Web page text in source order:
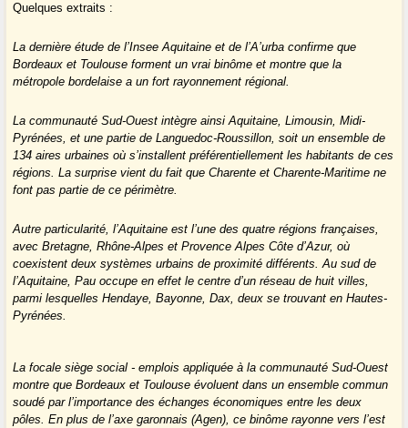
Quelques extraits :
La dernière étude de l’Insee Aquitaine et de l’A’urba confirme que
Bordeaux et Toulouse forment un vrai binôme et montre que la
métropole bordelaise a un fort rayonnement régional.
La communauté Sud-Ouest intègre ainsi Aquitaine, Limousin, Midi-
Pyrénées, et une partie de Languedoc-Roussillon, soit un ensemble de
134 aires urbaines où s’installent préférentiellement les habitants de ces
régions. La surprise vient du fait que Charente et Charente-Maritime ne
font pas partie de ce périmètre.
Autre particularité, l’Aquitaine est l’une des quatre régions françaises,
avec Bretagne, Rhône-Alpes et Provence Alpes Côte d’Azur, où
coexistent deux systèmes urbains de proximité différents. Au sud de
l’Aquitaine, Pau occupe en effet le centre d’un réseau de huit villes,
parmi lesquelles Hendaye, Bayonne, Dax, deux se trouvant en Hautes-
Pyrénées.
La focale siège social - emplois appliquée à la communauté Sud-Ouest
montre que Bordeaux et Toulouse évoluent dans un ensemble commun
soudé par l’importance des échanges économiques entre les deux
pôles. En plus de l’axe garonnais (Agen), ce binôme rayonne vers l’est